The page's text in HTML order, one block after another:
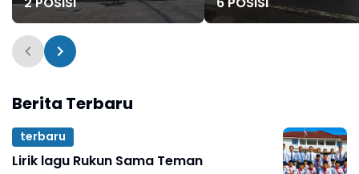
Berita Terbaru
terbaru
Lirik lagu Rukun Sama Teman